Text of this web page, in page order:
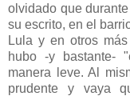
olvidado que
su escrito, en el
Lula y en otros
hubo -y bastante-
manera leve. Al
prudente y vaya